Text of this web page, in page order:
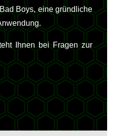
Boys, eine gründliche
Ihnen bei Fragen zur